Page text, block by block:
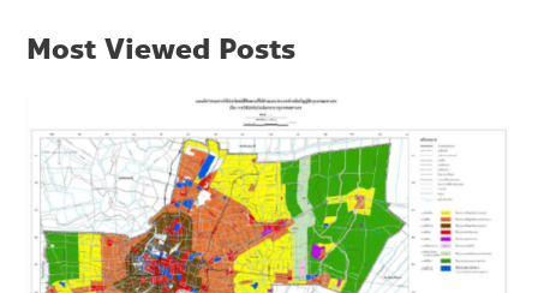
Most Viewed Posts